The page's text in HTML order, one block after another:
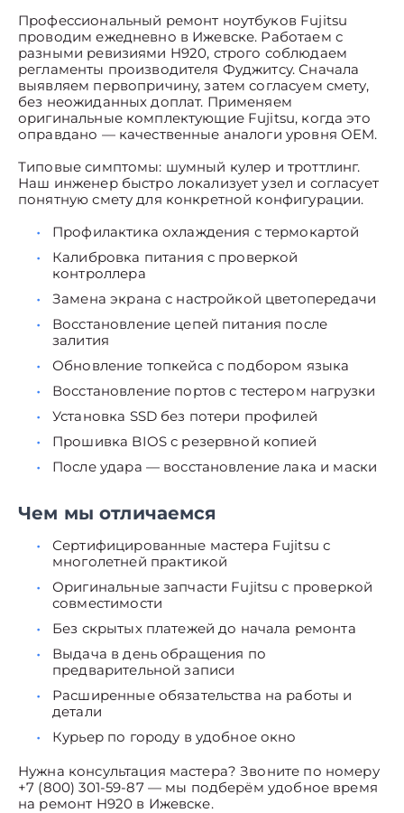
Профессиональный ремонт ноутбуков Fujitsu
проводим ежедневно в Ижевске. Работаем с
разными ревизиями H920, строго соблюдаем
регламенты производителя Фуджитсу. Сначала
выявляем первопричину, затем согласуем смету,
без неожиданных доплат. Применяем
оригинальные комплектующие Fujitsu, когда это
оправдано — качественные аналоги уровня OEM.
Типовые симптомы: шумный кулер и троттлинг.
Наш инженер быстро локализует узел и согласует
понятную смету для конкретной конфигурации.
Профилактика охлаждения с термокартой
Калибровка питания с проверкой
контроллера
Замена экрана с настройкой цветопередачи
Восстановление цепей питания после
залития
Обновление топкейса с подбором языка
Восстановление портов с тестером нагрузки
Установка SSD без потери профилей
Прошивка BIOS с резервной копией
После удара — восстановление лака и маски
Чем мы отличаемся
Сертифицированные мастера Fujitsu с
многолетней практикой
Оригинальные запчасти Fujitsu с проверкой
совместимости
Без скрытых платежей до начала ремонта
Выдача в день обращения по
предварительной записи
Расширенные обязательства на работы и
детали
Курьер по городу в удобное окно
Нужна консультация мастера? Звоните по номеру
+7 (800) 301-59-87 — мы подберём удобное время
на ремонт H920 в Ижевске.